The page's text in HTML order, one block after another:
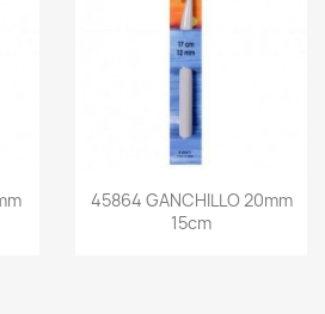
45864 GANCHILLO 20mm
15cm